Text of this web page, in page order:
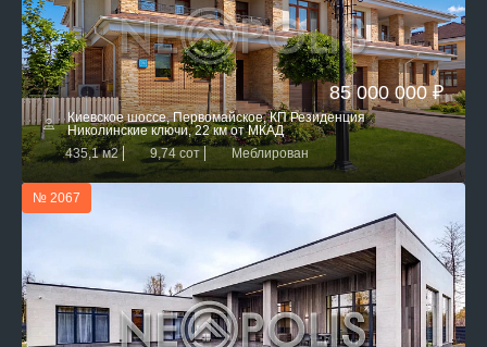
85 000 000 ₽
Киевское шоссе, Первомайское, КП Резиденция
Николинские ключи, 22 км от МКАД
435,1 м2
9,74 сот Меблирован
№ 2067